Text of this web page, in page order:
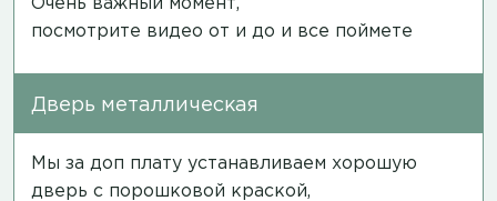
Очень важный момент,
посмотрите видео от и до и все поймете
Дверь металлическая
Мы за доп плату устанавливаем хорошую
дверь с порошковой краской,